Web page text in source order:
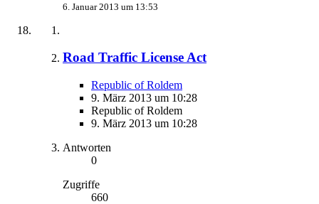
6. Januar 2013 um 13:53
Road Traffic License Act
Republic of Roldem
9. März 2013 um 10:28
Republic of Roldem
9. März 2013 um 10:28
Antworten
0
Zugriffe
660